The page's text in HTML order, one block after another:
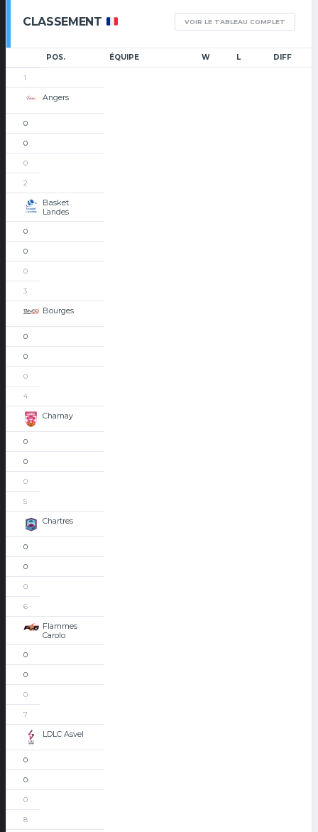
CLASSEMENT VOIR LE TABLEAU COMPLET
POS. ÉQUIPE W L DIFF
1
Angers
0
0
0
2
Basket
Landes
0
0
0
3
Bourges
0
0
0
4
Charnay
0
0
0
5
Chartres
0
0
0
6
Flammes
Carolo
0
0
0
7
LDLC Asvel
0
0
0
8